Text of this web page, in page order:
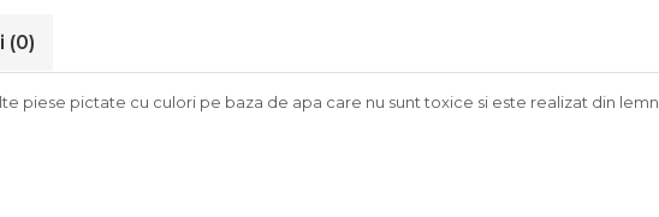
(0)
piese pictate cu culori pe baza de apa care nu sunt toxice si este realizat din lemn.